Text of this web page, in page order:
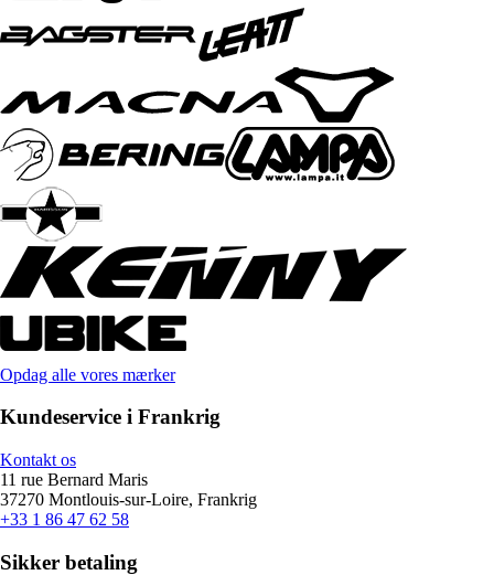
Opdag alle vores mærker
Kundeservice i Frankrig
Kontakt os
11 rue Bernard Maris
37270 Montlouis-sur-Loire, Frankrig
+33 1 86 47 62 58
Sikker betaling